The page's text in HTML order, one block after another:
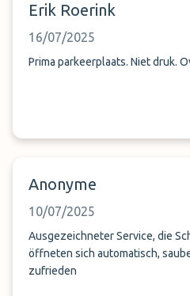
Erik Roerink
16/07/2025
Prima parkeerplaats. Niet druk.
Anonyme
10/07/2025
Ausgezeichneter Service, die
öffneten sich automatisch,
zufrieden